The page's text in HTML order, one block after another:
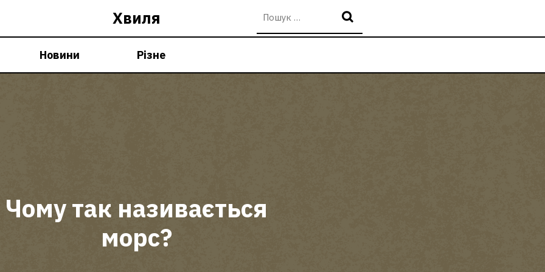
Хвиля
Новини Різне
Чому так називається
морс?